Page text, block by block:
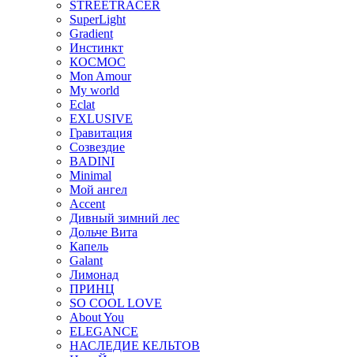
STREETRACER
SuperLight
Gradient
Инстинкт
КОСМОС
Mon Amour
My world
Eclat
EXLUSIVE
Гравитация
Созвездие
BADINI
Minimal
Мой ангел
Accent
Дивный зимний лес
Дольче Вита
Капель
Galant
Лимонад
ПРИНЦ
SO COOL LOVE
About You
ELEGANCE
НАСЛЕДИЕ КЕЛЬТОВ